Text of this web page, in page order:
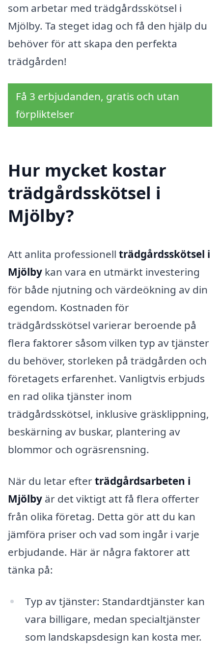
som arbetar med trädgårdsskötsel i
Mjölby. Ta steget idag och få den hjälp du
behöver för att skapa den perfekta
trädgården!
Få 3 erbjudanden, gratis och utan
förpliktelser
Hur mycket kostar
trädgårdsskötsel i
Mjölby?
Att anlita professionell trädgårdsskötsel i
Mjölby kan vara en utmärkt investering
för både njutning och värdeökning av din
egendom. Kostnaden för
trädgårdsskötsel varierar beroende på
flera faktorer såsom vilken typ av tjänster
du behöver, storleken på trädgården och
företagets erfarenhet. Vanligtvis erbjuds
en rad olika tjänster inom
trädgårdsskötsel, inklusive gräsklippning,
beskärning av buskar, plantering av
blommor och ogräsrensning.
När du letar efterträdgårdsarbeten i
Mjölby är det viktigt att få flera offerter
från olika företag. Detta gör att du kan
jämföra priser och vad som ingår i varje
erbjudande. Här är några faktorer att
tänka på:
Typ av tjänster: Standardtjänster kan
vara billigare, medan specialtjänster
som landskapsdesign kan kosta mer.